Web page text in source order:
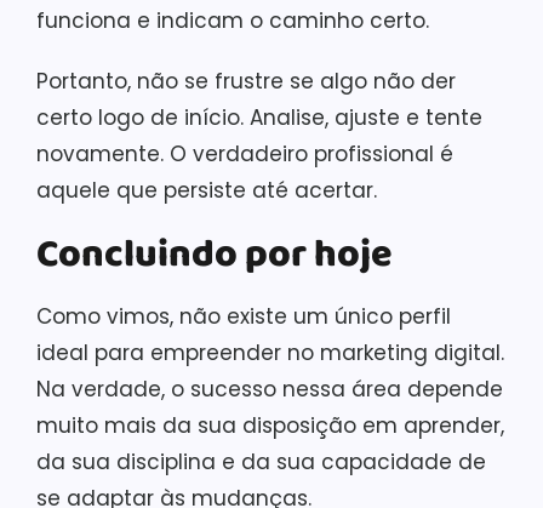
funciona e indicam o caminho certo.
Portanto, não se frustre se algo não der
certo logo de início. Analise, ajuste e tente
novamente. O verdadeiro profissional é
aquele que persiste até acertar.
Concluindo por hoje
Como vimos, não existe um único perfil
ideal para empreender no marketing digital.
Na verdade, o sucesso nessa área depende
muito mais da sua disposição em aprender,
da sua disciplina e da sua capacidade de
se adaptar às mudanças.